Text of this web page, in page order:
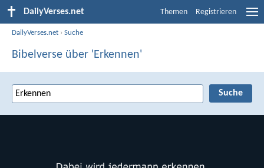
DailyVerses.net Themen Registrieren
DailyVerses.net ›Suche
Bibelverse über 'Erkennen'